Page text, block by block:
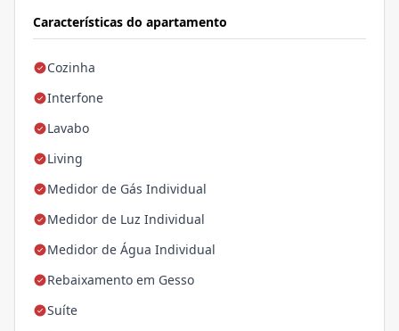
Características do apartamento
Cozinha
Interfone
Lavabo
Living
Medidor de Gás Individual
Medidor de Luz Individual
Medidor de Água Individual
Rebaixamento em Gesso
Suíte